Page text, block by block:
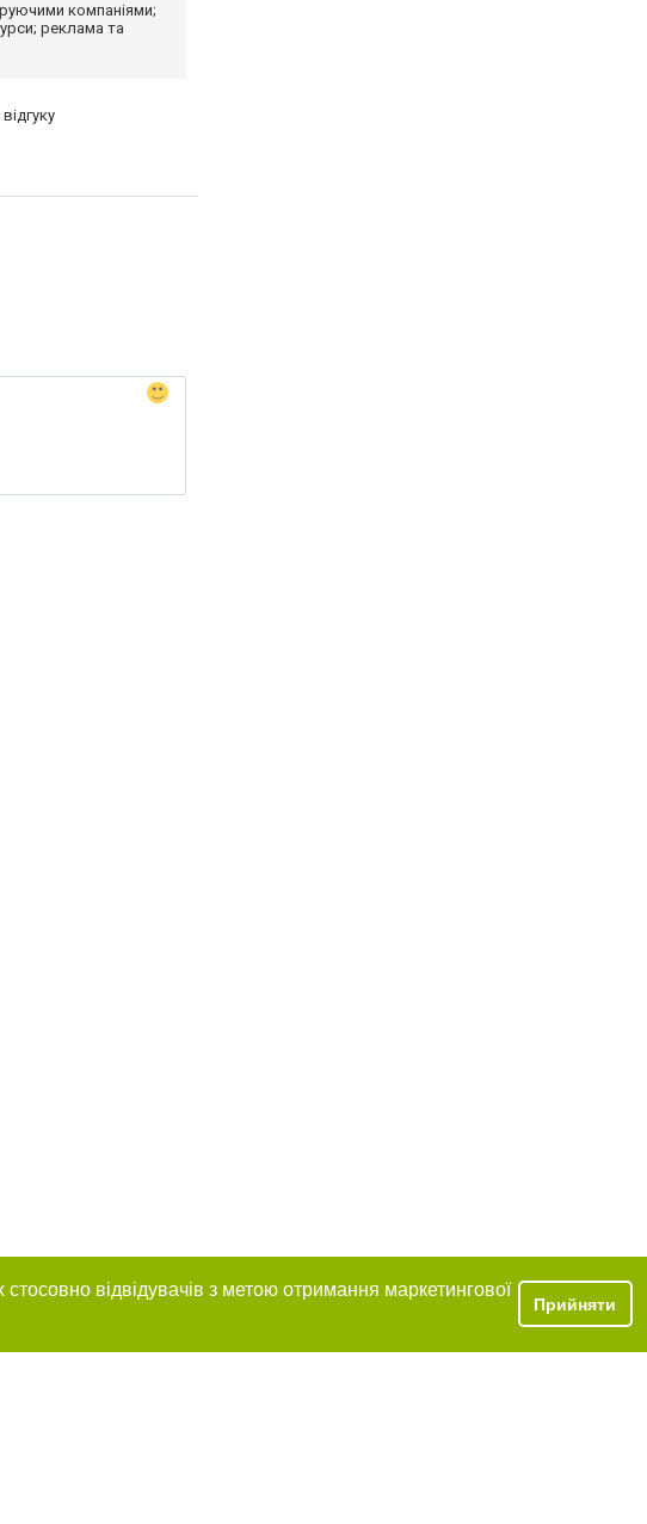
компаніями;
реклама та
відвідувачів з метою отримання маркетингової
Прийняти